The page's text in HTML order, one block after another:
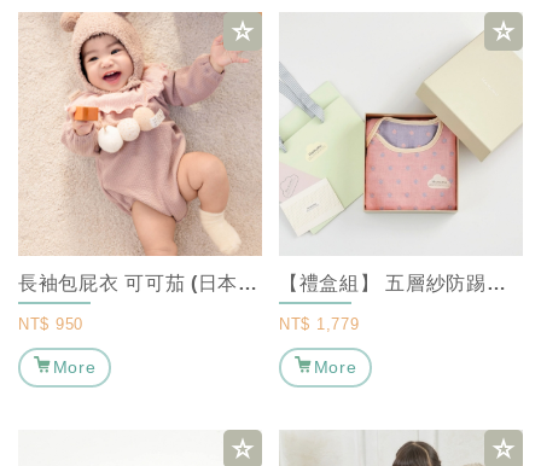
長袖包屁衣 可可茄 (日本製)【新生兒包屁衣/寶寶包屁衣/日本製包屁衣】｜MA...
NT$ 950
More
【禮盒組】 五層紗防踢背心-莓果協奏曲(粉色款) M ｜ MARURU 【彌月禮...
NT$ 1,779
More